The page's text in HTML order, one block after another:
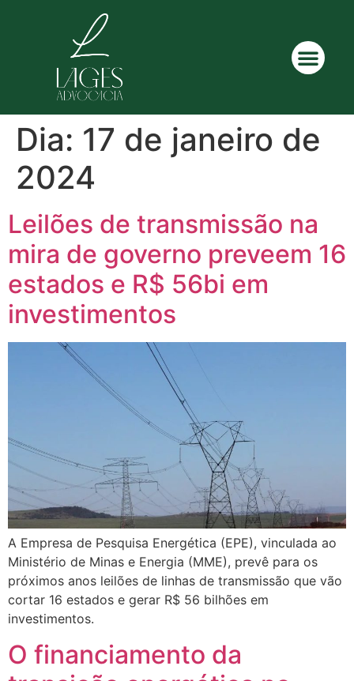
Dia: 17 de janeiro de
2024
Leilões de transmissão na
mira de governo preveem 16
estados e R$ 56bi em
investimentos
A Empresa de Pesquisa Energética (EPE), vinculada ao
Ministério de Minas e Energia (MME), prevê para os
próximos anos leilões de linhas de transmissão que vão
cortar 16 estados e gerar R$ 56 bilhões em
investimentos.
O financiamento da